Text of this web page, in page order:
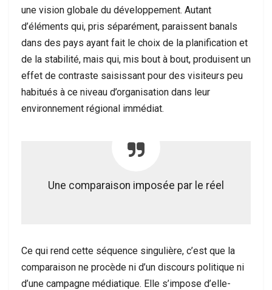
une vision globale du développement. Autant
d’éléments qui, pris séparément, paraissent banals
dans des pays ayant fait le choix de la planification et
de la stabilité, mais qui, mis bout à bout, produisent un
effet de contraste saisissant pour des visiteurs peu
habitués à ce niveau d’organisation dans leur
environnement régional immédiat.
Une comparaison imposée par le réel
Ce qui rend cette séquence singulière, c’est que la
comparaison ne procède ni d’un discours politique ni
d’une campagne médiatique. Elle s’impose d’elle-